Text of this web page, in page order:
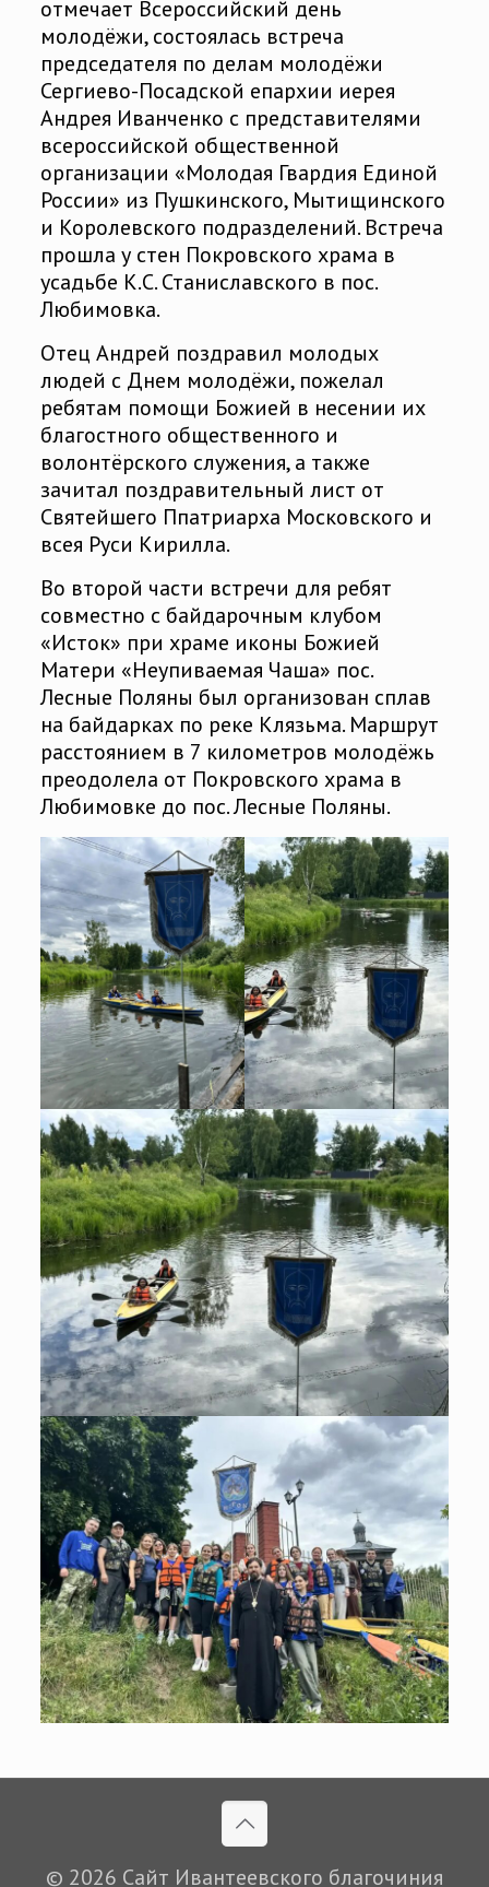
отмечает Всероссийский день
молодёжи, состоялась встреча
председателя по делам молодёжи
Сергиево-Посадской епархии иерея
Андрея Иванченко с представителями
всероссийской общественной
организации «Молодая Гвардия Единой
России» из Пушкинского, Мытищинского
и Королевского подразделений. Встреча
прошла у стен Покровского храма в
усадьбе К.С. Станиславского в пос.
Любимовка.
Отец Андрей поздравил молодых
людей с Днем молодёжи, пожелал
ребятам помощи Божией в несении их
благостного общественного и
волонтёрского служения, а также
зачитал поздравительный лист от
Святейшего Ппатриарха Московского и
всея Руси Кирилла.
Во второй части встречи для ребят
совместно с байдарочным клубом
«Исток» при храме иконы Божией
Матери «Неупиваемая Чаша» пос.
Лесные Поляны был организован сплав
на байдарках по реке Клязьма. Маршрут
расстоянием в 7 километров молодёжь
преодолела от Покровского храма в
Любимовке до пос. Лесные Поляны.
© 2026 Сайт Ивантеевского благочиния